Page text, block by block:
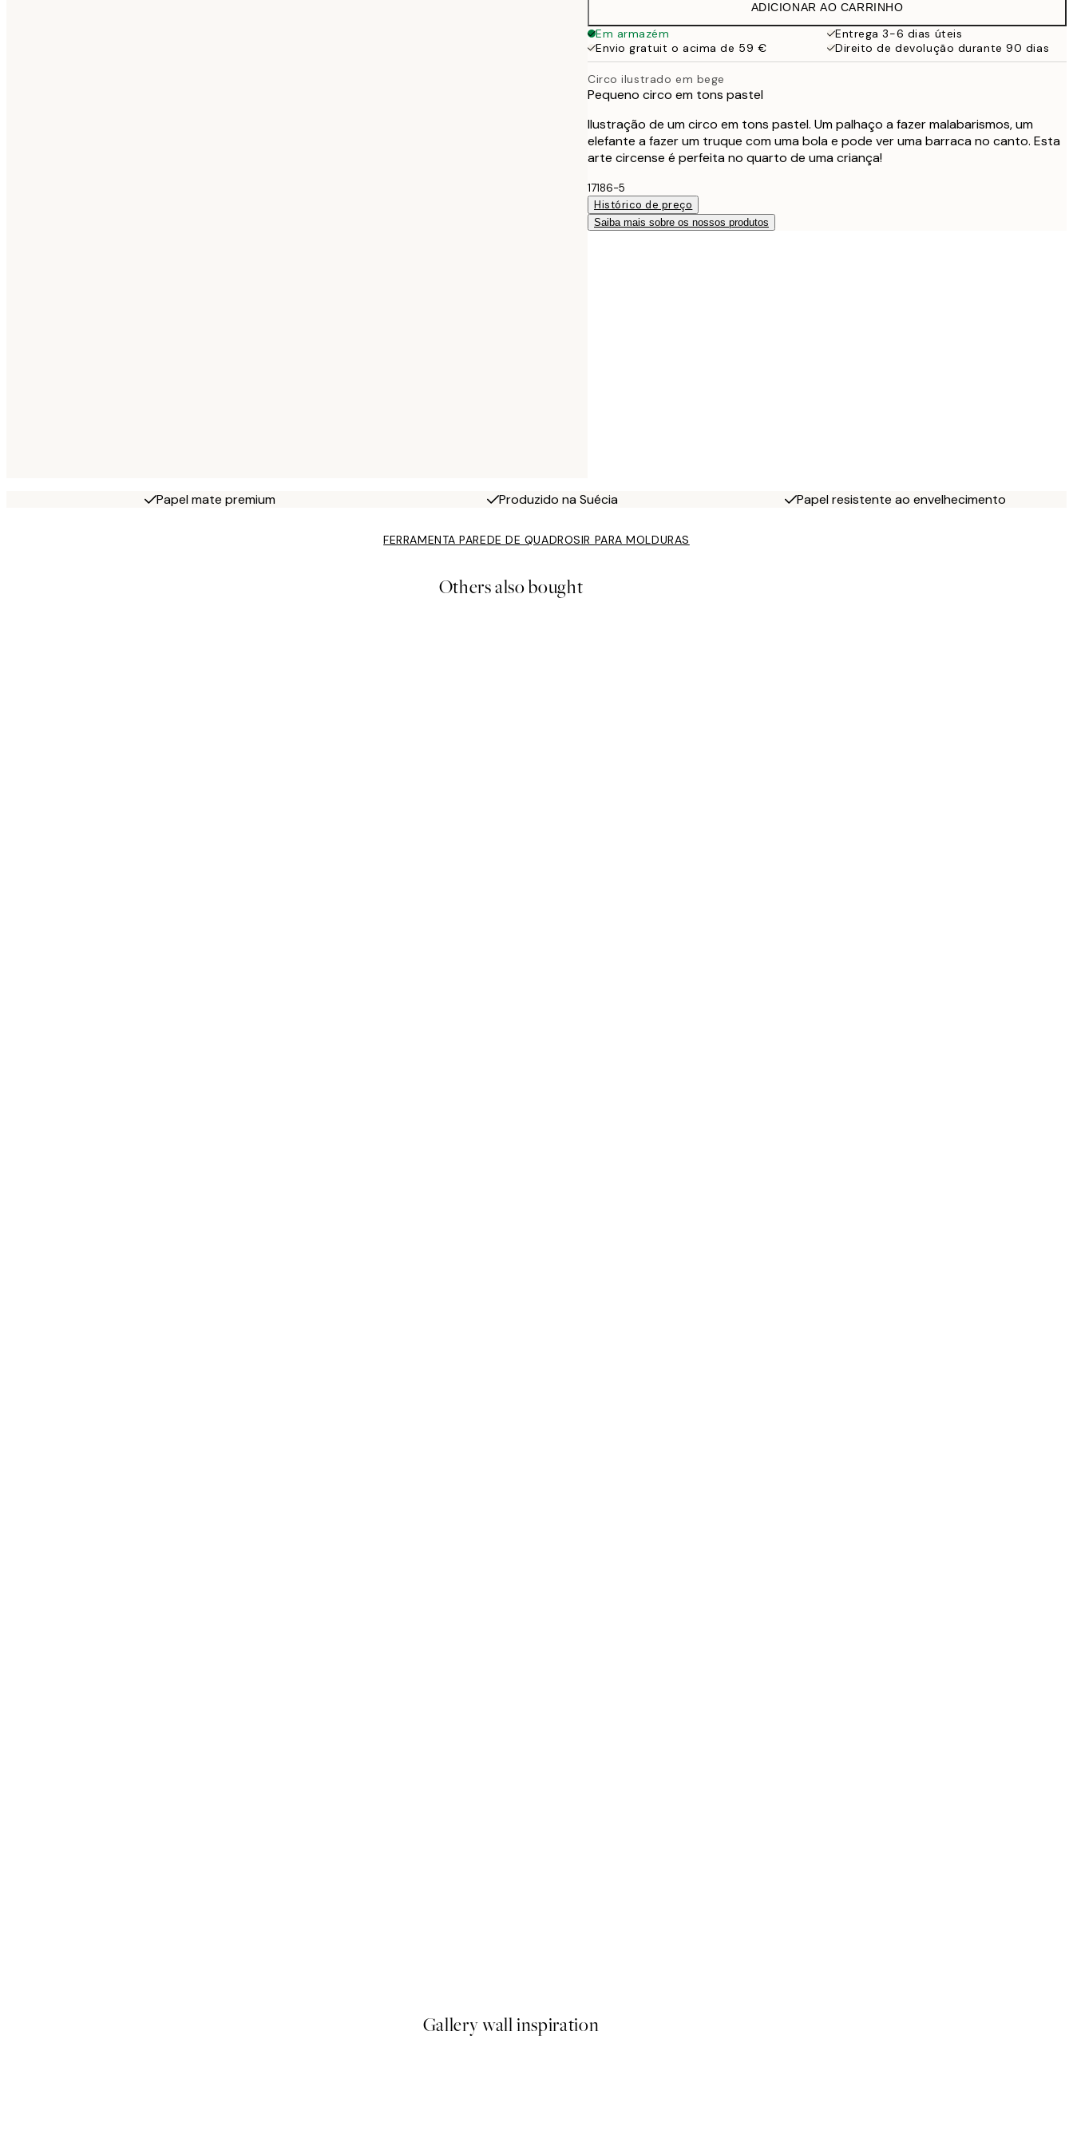
ADICIONAR AO CARRINHO
Em armazém
Entrega 3-6 dias úteis
Envio gratuit o acima de 59 €
Direito de devolução durante 90 dias
Circo ilustrado em bege
Pequeno circo em tons pastel
Ilustração de um circo em tons pastel. Um palhaço a fazer malabarismos, um
elefante a fazer um truque com uma bola e pode ver uma barraca no canto. Esta
arte circense é perfeita no quarto de uma criança!
17186-5
Histórico de preço
Saiba mais sobre os nossos produtos
Papel mate premium Produzido na Suécia Papel resistente ao envelhecimento
FERRAMENTA PAREDE DE QUADROSIR PARA MOLDURAS
Others also bought
Gallery wall inspiration